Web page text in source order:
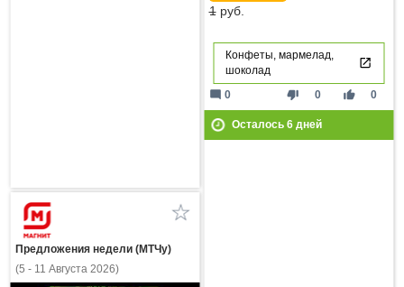
1руб.
Конфеты, мармелад,
шоколад
thumb_down 0 thumb_up 0
mode_comment 0
Осталось 6дней
Предложения недели (МТЧу)
(5 - 11 Августа 2026)